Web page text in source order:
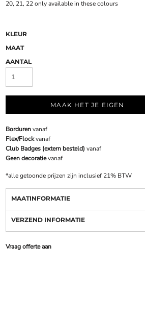
20, 21, 22 only available in these colours
KLEUR
MAAT
AANTAL
MAAK HET JE EIGEN
Bordurenvanaf
Flex/Flockvanaf
Club Badges (extern besteld) vanaf
Geen decoratievanaf
*alle getoonde prijzen zijn inclusief 21% BTW
MAATINFORMATIE
VERZEND INFORMATIE
Vraag offerte aan